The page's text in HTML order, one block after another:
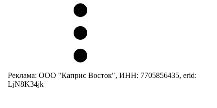
Реклама: ООО "Каприс Восток", ИНН: 7705856435, erid:
LjN8K34jk